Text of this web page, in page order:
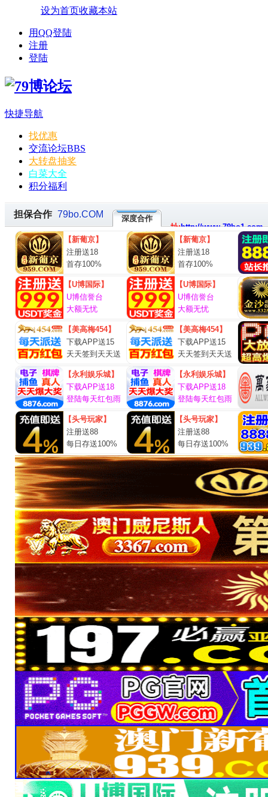
设为首页收藏本站
用QQ登陆
注册
登陆
快捷导航
找优惠
交流论坛BBS
大转盘抽奖
白菜大全
积分福利